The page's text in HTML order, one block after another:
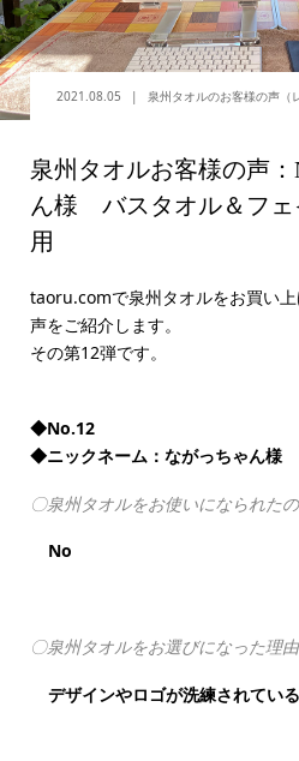
2021.08.05 泉州タオルのお客様の声（
泉州タオルお客様の声
ん様 バスタオル＆フェ
用
taoru.comで泉州タオルをお買い
声をご紹介します。
その第12弾です。
◆No.12
◆ニックネーム：ながっちゃん様
〇泉州タオルをお使いになられた
No
〇泉州タオルをお選びになった理
デザインやロゴが洗練されている